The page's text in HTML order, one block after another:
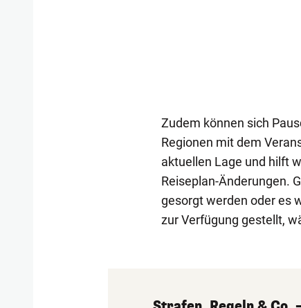
Zudem können sich
Regionen mit dem
aktuellen Lage und hilft
Reiseplan-Änderungen.
gesorgt werden oder es
zur Verfügung gestellt,